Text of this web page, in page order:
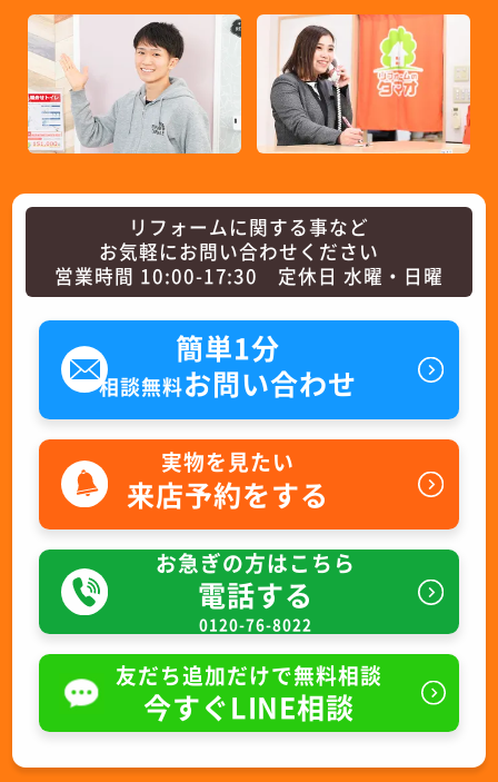
リフォームに関する事など
お気軽にお問い合わせください
営業時間 10:00-17:30 定休日 水曜・日曜
簡単1分
相談無料お問い合わせ
実物を見たい
来店予約をする
お急ぎの方はこちら
電話する
0120-76-8022
友だち追加だけで無料相談
今すぐLINE相談